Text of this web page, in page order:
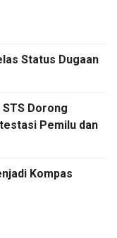
Status Dugaan
Dorong
Pemilu dan
Kompas